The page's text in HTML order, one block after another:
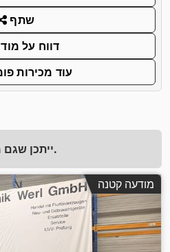
שתף
דווח על
עוד מכירות
ייתכן שגם מודעות אלה יעניינו אותך.
מודעה קטנה